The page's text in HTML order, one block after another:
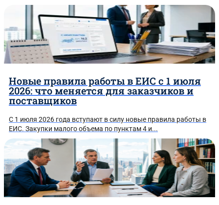
Новые правила работы в ЕИС с 1 июля
2026: что меняется для заказчиков и
поставщиков
С 1 июля 2026 года вступают в силу новые правила работы в
ЕИС. Закупки малого объема по пунктам 4 и...
Термины и определения 44-ФЗ